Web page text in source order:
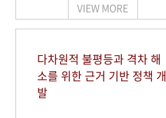
VIEW MORE
다차원적 불평등과 격차 해
소를 위한 근거 기반 정책 개
발